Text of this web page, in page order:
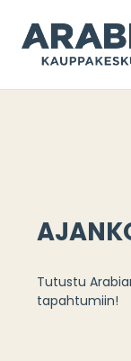
sisältöön
Tutustu
tapahtumiin!